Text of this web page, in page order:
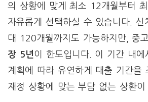
의 상황에 맞게 최소 12개월부터
자유롭게 선택하실 수 있습니다. 신
대 120개월까지도 가능하지만, 중
장 5년이 한도입니다. 이 기간 내에
계획에 따라 유연하게 대출 기간을
재정 상황에 맞는 부담 없는 상환이